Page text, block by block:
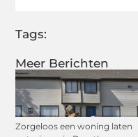
Meer Berichten
Zorgeloos een woning laten
Tags: